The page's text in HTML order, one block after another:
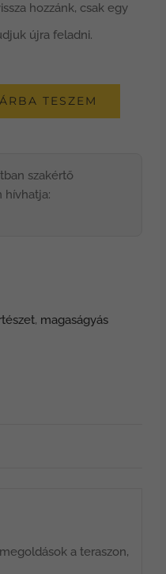
hozzánk, csak egy
újra feladni.
TESZEM
szakértő
hívhatja:
, magaságyás
a teraszon,